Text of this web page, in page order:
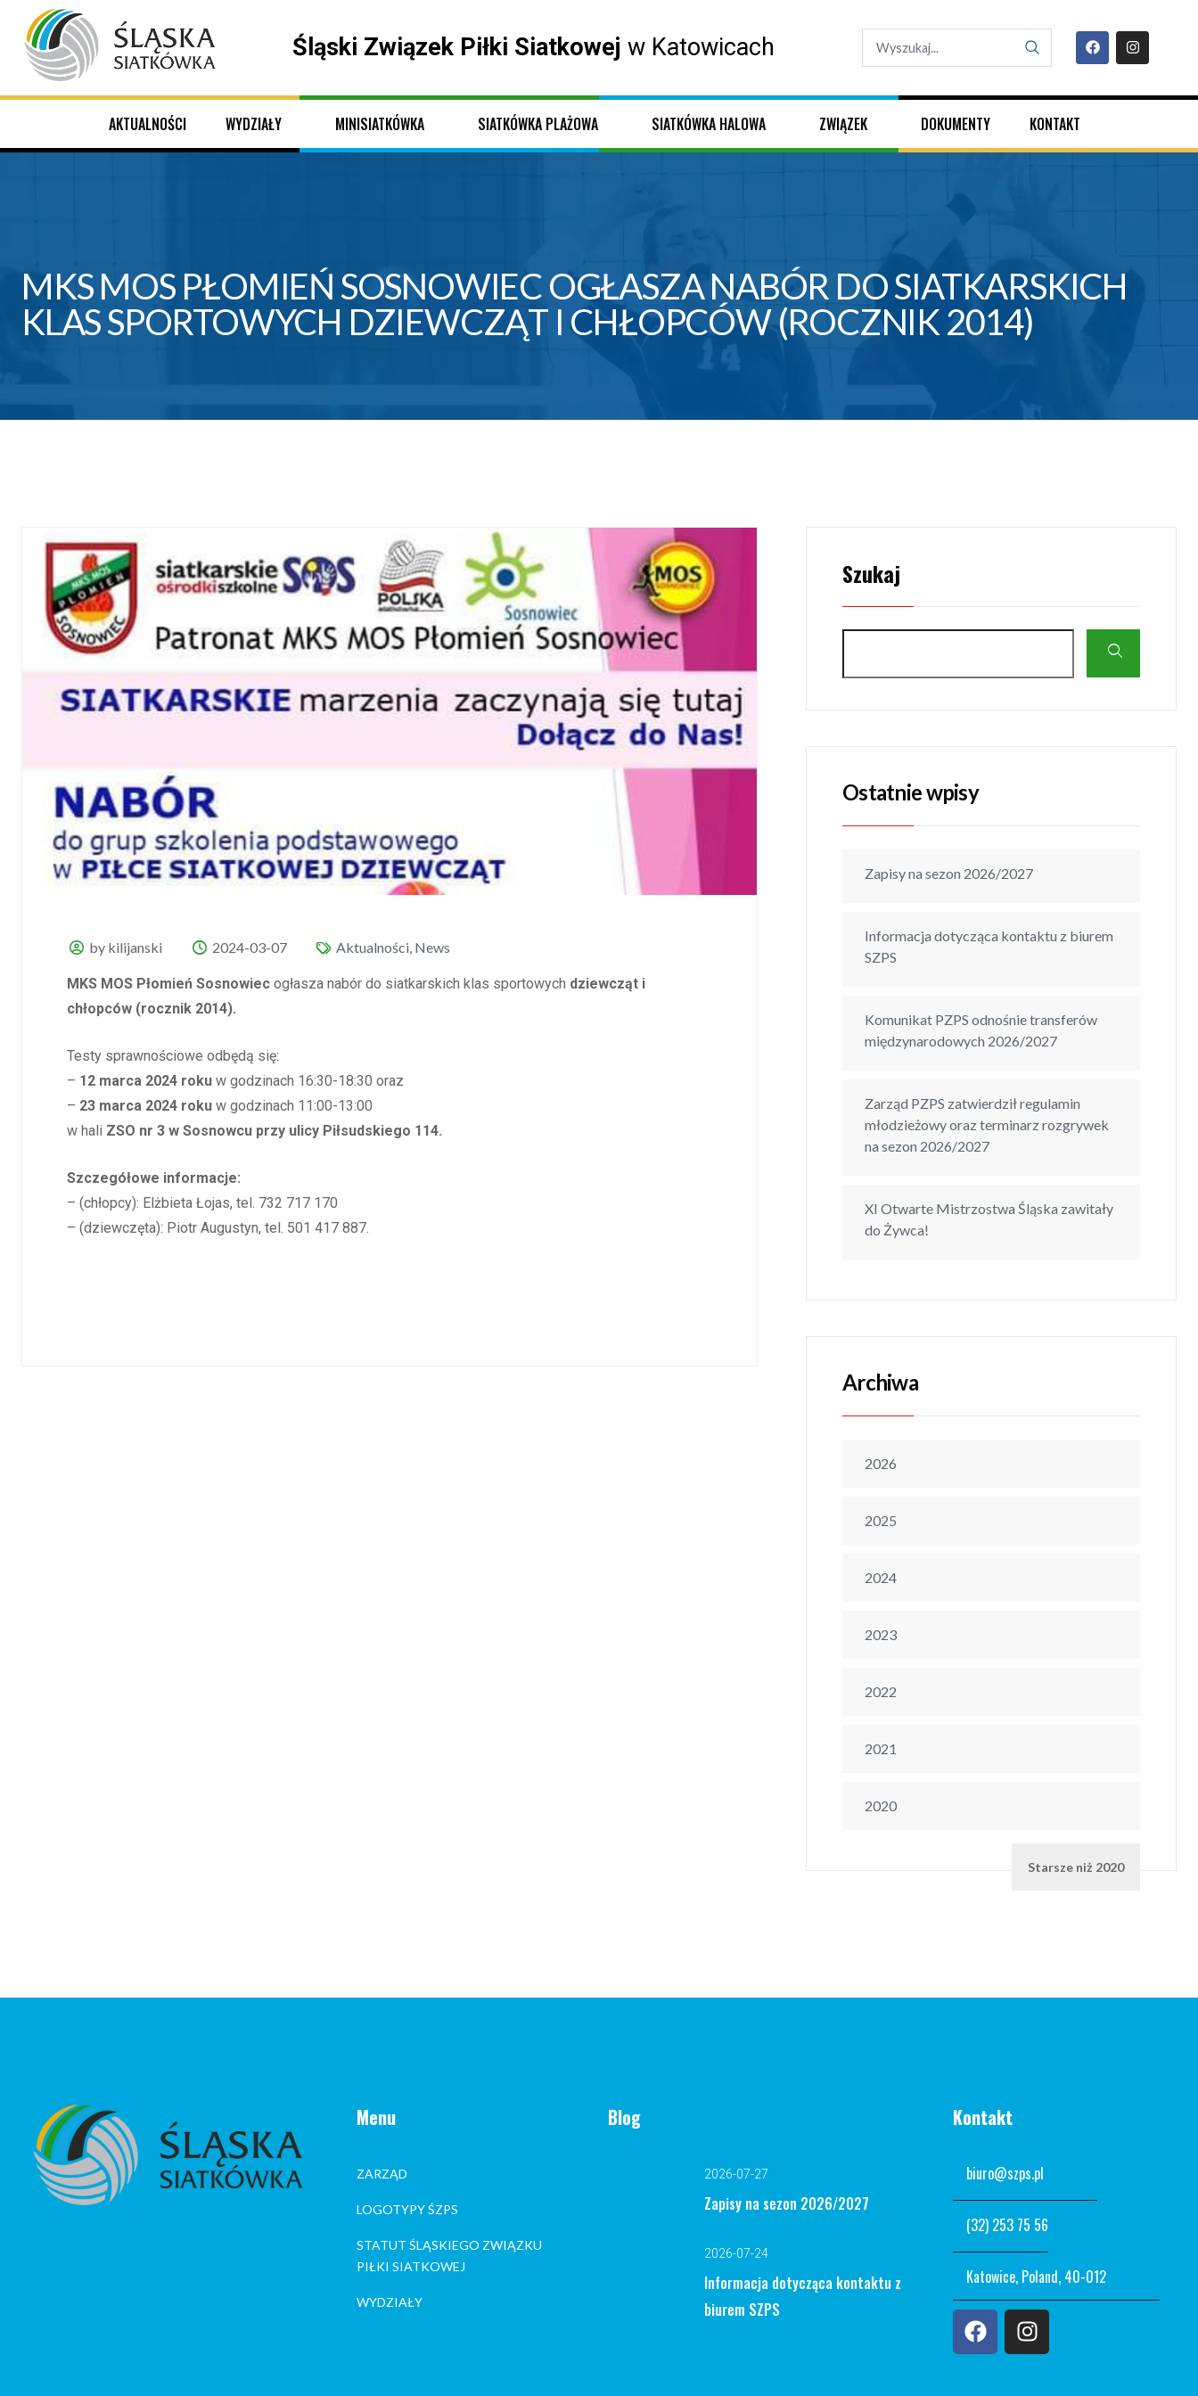
Śląski Związek Piłki Siatkowej w Katowicach
AKTUALNOŚCI WYDZIAŁY MINISIATKÓWKA SIATKÓWKA PLAŻOWA SIATKÓWKA HALOWA ZWIĄZEK DOKUMENTY KONTAKT
MKS MOS PŁOMIEŃ SOSNOWIEC OGŁASZA NABÓR DO SIATKARSKICH
KLAS SPORTOWYCH DZIEWCZĄT I CHŁOPCÓW (ROCZNIK 2014)
by kilijanski 2024-03-07 Aktualności News
MKS MOS Płomień Sosnowiec ogłasza nabór do siatkarskich klas sportowych dziewcząt i
chłopców (rocznik 2014).
Testy sprawnościowe odbędą się:
– 12 marca 2024 roku w godzinach 16:30-18:30 oraz
– 23 marca 2024 roku w godzinach 11:00-13:00
w hali ZSO nr 3 w Sosnowcu przy ulicy Piłsudskiego 114.
Szczegółowe informacje:
– (chłopcy): Elżbieta Łojas, tel. 732 717 170
– (dziewczęta): Piotr Augustyn, tel. 501 417 887.
Szukaj
Ostatnie wpisy
Zapisy na sezon 2026/2027
Informacja dotycząca kontaktu z biurem
SZPS
Komunikat PZPS odnośnie transferów
międzynarodowych 2026/2027
Zarząd PZPS zatwierdził regulamin
młodzieżowy oraz terminarz rozgrywek
na sezon 2026/2027
XI Otwarte Mistrzostwa Śląska zawitały
do Żywca!
Archiwa
2026
2025
2024
2023
2022
2021
2020
Starsze niż 2020
Menu
ZARZĄD
LOGOTYPY ŚZPS
STATUT ŚLĄSKIEGO ZWIĄZKU
PIŁKI SIATKOWEJ
WYDZIAŁY
Blog
2026-07-27
Zapisy na sezon 2026/2027
2026-07-24
Informacja dotycząca kontaktu z
biurem SZPS
Kontakt
biuro@szps.pl
(32) 253 75 56
Katowice, Poland, 40-012